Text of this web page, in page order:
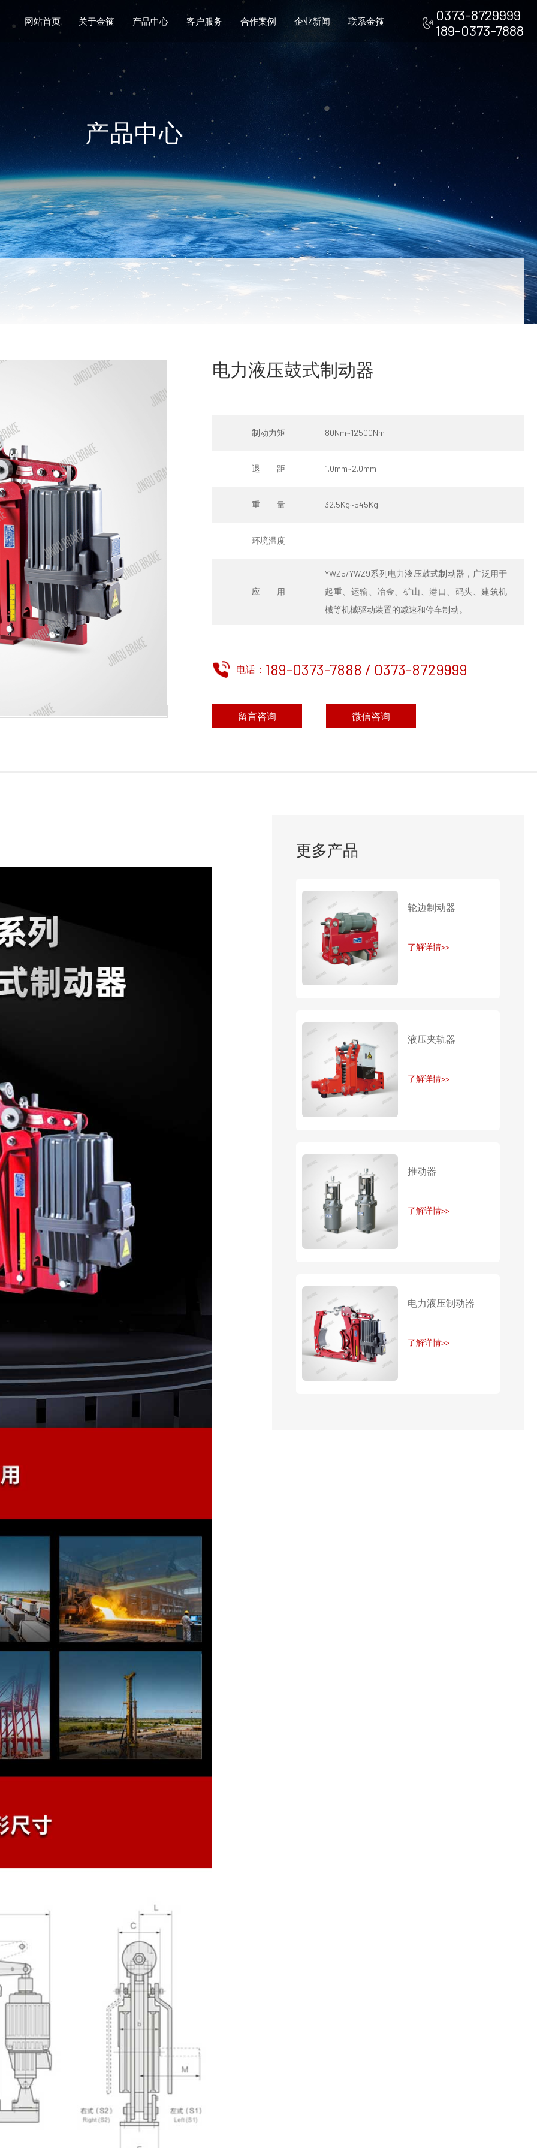
0373-8729999
189-0373-7888
网站首页 关于金箍 产品中心 客户服务 合作案例 企业新闻 联系金箍
产品中心
电力液压鼓式制动器
制动力矩 80Nm~12500Nm
退 距 1.0mm~2.0mm
重 量 32.5Kg~545Kg
环境温度
应 用
YWZ5/YWZ9系列电力液压鼓式制动器，广泛用于
起重、运输、冶金、矿山、港口、码头、建筑机
械等机械驱动装置的减速和停车制动。
电话： 189-0373-7888 / 0373-8729999
留言咨询 微信咨询
更多产品
轮边制动器
了解详情>>
液压夹轨器
了解详情>>
推动器
了解详情>>
电力液压制动器
了解详情>>